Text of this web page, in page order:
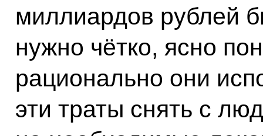
миллиардов рублей
нужно чётко, ясно
рационально они
эти траты снять с